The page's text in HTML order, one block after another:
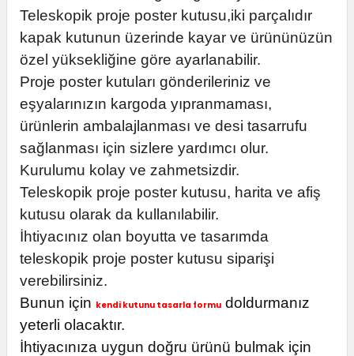
Teleskopik proje poster kutusu,iki parçalıdır
kapak kutunun üzerinde kayar ve ürününüzün
özel yüksekliğine göre ayarlanabilir.
Proje poster kutuları gönderileriniz ve
eşyalarınızın kargoda yıpranmaması,
ürünlerin ambalajlanması ve desi tasarrufu
sağlanması için sizlere yardımcı olur.
Kurulumu kolay ve zahmetsizdir.
Teleskopik proje poster kutusu, harita ve afiş
kutusu olarak da kullanılabilir.
İhtiyacınız olan boyutta ve tasarımda
teleskopik proje poster kutusu siparişi
verebilirsiniz.
Bunun için kendi kutunu tasarla formu doldurmanız
yeterli olacaktır.
İhtiyacınıza uygun doğru ürünü bulmak için